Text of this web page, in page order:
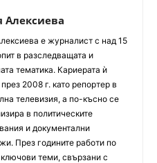
Алексиева
е журналист с над 15
в разследващата и
тематика. Кариерата ѝ
2008 г. като репортер в
телевизия, а по-късно се
в политическите
и документални
През годините работи по
ключови теми, свързани с